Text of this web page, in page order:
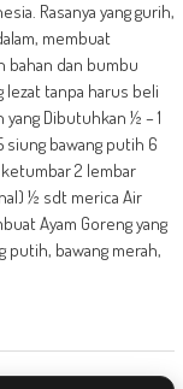
Rasanya yang gurih,
membuat
bahan dan bumbu
lezat tanpa harus beli
Dibutuhkan ½ – 1
siung bawang putih 6
ketumbar 2 lembar
½ sdt merica Air
Ayam Goreng yang
putih, bawang merah,